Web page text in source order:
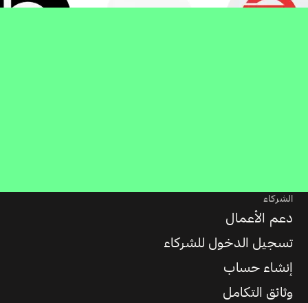
الشركاء
دعم الأعمال
تسجيل الدخول للشركاء
إنشاء حساب
وثائق التكامل